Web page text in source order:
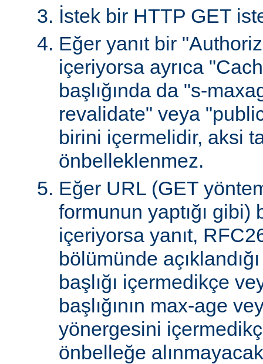
İstek bir HTTP GET
Eğer yanıt bir
içeriyorsa ayrıca
başlığında da "s-
revalidate" veya
birini içermelidir, aksi
önbelleklenmez.
Eğer URL (GET
formunun yaptığı
içeriyorsa yanıt,
bölümünde
başlığı içermedikçe
başlığının max-age
yönergesini
önbelleğe